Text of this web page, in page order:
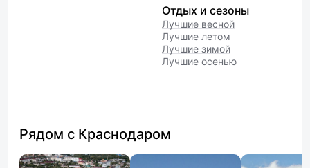
Отдых и сезоны
Лучшие весной
Лучшие летом
Лучшие зимой
Лучшие осенью
Рядом с Краснодаром